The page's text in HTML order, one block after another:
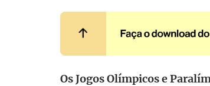
Os Jogos Olímpicos e